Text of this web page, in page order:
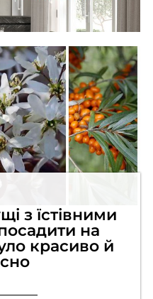
з їстівними
на
красиво й